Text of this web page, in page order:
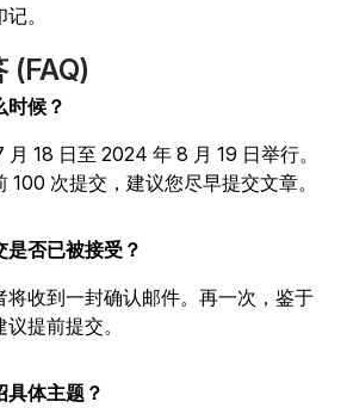
。
(FAQ)
时候？
18 日至 2024 年 8 月 19 日举行。
100 次提交，建议您尽早提交文章。
否已被接受？
将收到一封确认邮件。再一次，鉴于
提前提交。
具体主题？